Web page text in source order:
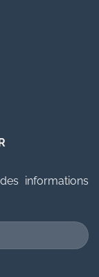
informations